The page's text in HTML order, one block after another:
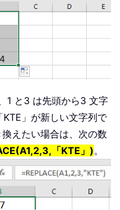
1 と3 は先頭から3 文字
」が新しい文字列で
えたい場合は、次の数
「KTE」) 。